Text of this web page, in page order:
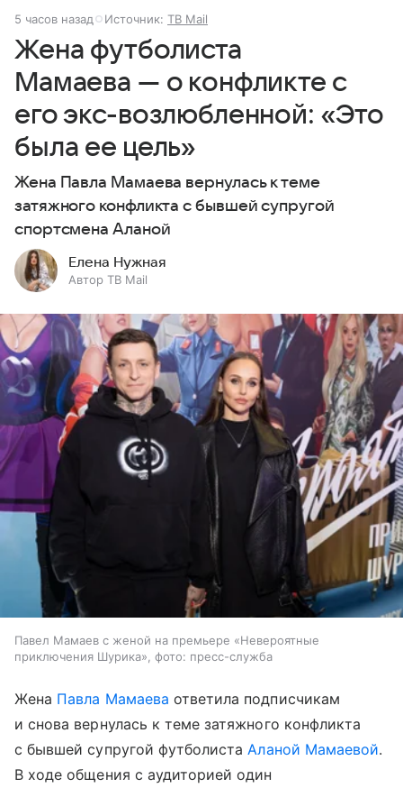
5 часов назад Источник: ТВ Mail
Жена футболиста
Мамаева — о конфликте с
его экс-возлюбленной: «Это
была ее цель»
Жена Павла Мамаева вернулась к теме
затяжного конфликта с бывшей супругой
спортсмена Аланой
Елена Нужная
Автор ТВ Mail
Павел Мамаев с женой на премьере «Невероятные
приключения Шурика», фото: пресс-служба
Жена Павла Мамаева ответила подписчикам
и снова вернулась к теме затяжного конфликта
с бывшей супругой футболиста Аланой Мамаевой.
В ходе общения с аудиторией один